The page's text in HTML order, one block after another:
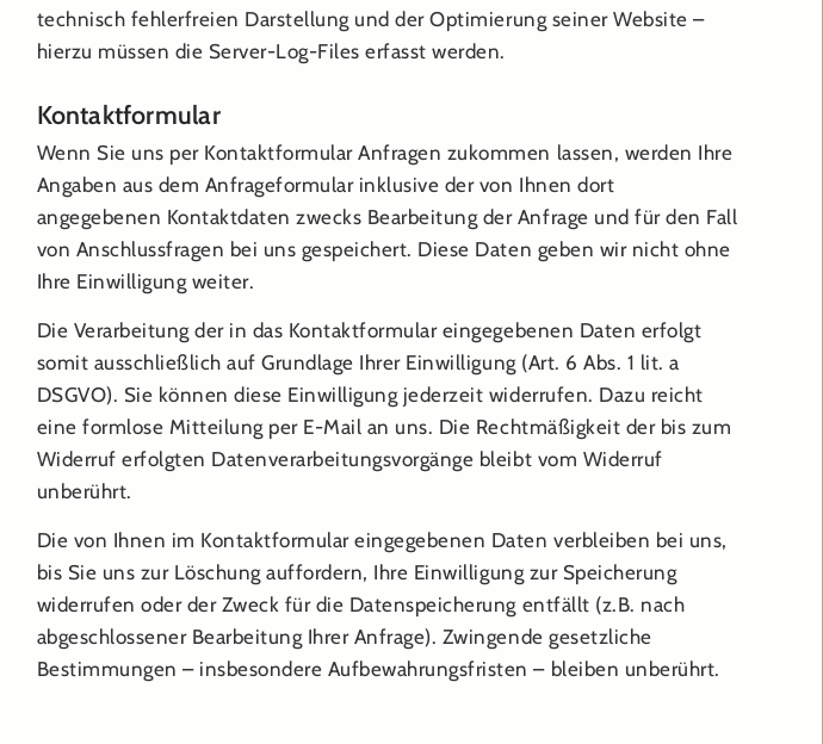
technisch fehlerfreien Darstellung und der Optimierung seiner Website –
hierzu müssen die Server-Log-Files erfasst werden.
Kontaktformular
Wenn Sie uns per Kontaktformular Anfragen zukommen lassen, werden Ihre
Angaben aus dem Anfrageformular inklusive der von Ihnen dort
angegebenen Kontaktdaten zwecks Bearbeitung der Anfrage und für den Fall
von Anschlussfragen bei uns gespeichert. Diese Daten geben wir nicht ohne
Ihre Einwilligung weiter.
Die Verarbeitung der in das Kontaktformular eingegebenen Daten erfolgt
somit ausschließlich auf Grundlage Ihrer Einwilligung (Art. 6 Abs. 1 lit. a
DSGVO). Sie können diese Einwilligung jederzeit widerrufen. Dazu reicht
eine formlose Mitteilung per E-Mail an uns. Die Rechtmäßigkeit der bis zum
Widerruf erfolgten Datenverarbeitungsvorgänge bleibt vom Widerruf
unberührt.
Die von Ihnen im Kontaktformular eingegebenen Daten verbleiben bei uns,
bis Sie uns zur Löschung auffordern, Ihre Einwilligung zur Speicherung
widerrufen oder der Zweck für die Datenspeicherung entfällt (z.B. nach
abgeschlossener Bearbeitung Ihrer Anfrage). Zwingende gesetzliche
Bestimmungen – insbesondere Aufbewahrungsfristen – bleiben unberührt.